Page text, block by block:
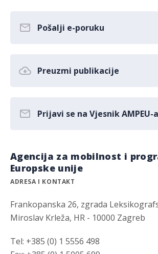
Pošalji e-poruku
Preuzmi publikacije
Prijavi se na Vjesnik AMPEU-a
Agencija za mobilnost i
Europske unije
ADRESA I KONTAKT
Frankopanska 26, zgrada
Miroslav Krleža, HR - 10000 Zagreb
Tel: +385 (0) 1 5556 498